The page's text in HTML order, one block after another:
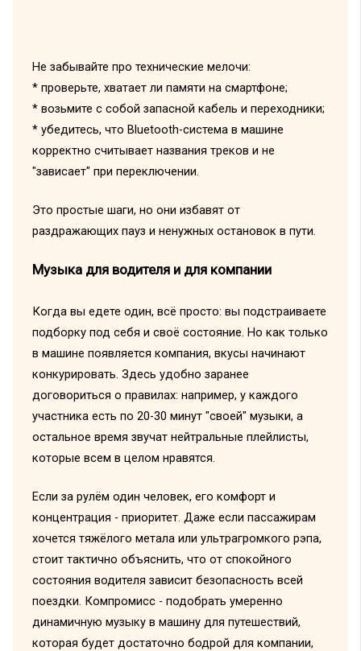
Не забывайте про технические мелочи:
* проверьте, хватает ли памяти на смартфоне;
* возьмите с собой запасной кабель и переходники;
* убедитесь, что Bluetooth-система в машине
корректно считывает названия треков и не
"зависает" при переключении.
Это простые шаги, но они избавят от
раздражающих пауз и ненужных остановок в пути.
Музыка для водителя и для компании
Когда вы едете один, всё просто: вы подстраиваете
подборку под себя и своё состояние. Но как только
в машине появляется компания, вкусы начинают
конкурировать. Здесь удобно заранее
договориться о правилах: например, у каждого
участника есть по 20-30 минут "своей" музыки, а
остальное время звучат нейтральные плейлисты,
которые всем в целом нравятся.
Если за рулём один человек, его комфорт и
концентрация - приоритет. Даже если пассажирам
хочется тяжёлого метала или ультрагромкого рэпа,
стоит тактично объяснить, что от спокойного
состояния водителя зависит безопасность всей
поездки. Компромисс - подобрать умеренно
динамичную музыку в машину для путешествий,
которая будет достаточно бодрой для компании,